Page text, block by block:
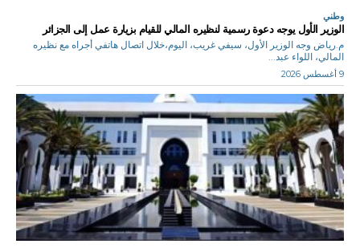
وطني
الوزير الأول يوجه دعوة رسمية لنظيره المالي للقيام بزيارة عمل إلى الجزائر
م.رياض وجه الوزير الأول، سيفي غريب، اليوم،خلال اتصال هاتفي أجراه مع نظيره
المالي، اللواء عبد...
9 أغسطس 2026